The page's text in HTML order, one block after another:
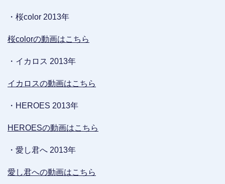
・桜color 2013年
桜colorの動画はこちら
・イカロス 2013年
イカロスの動画はこちら
・HEROES 2013年
HEROESの動画はこちら
・愛し君へ 2013年
愛し君への動画はこちら